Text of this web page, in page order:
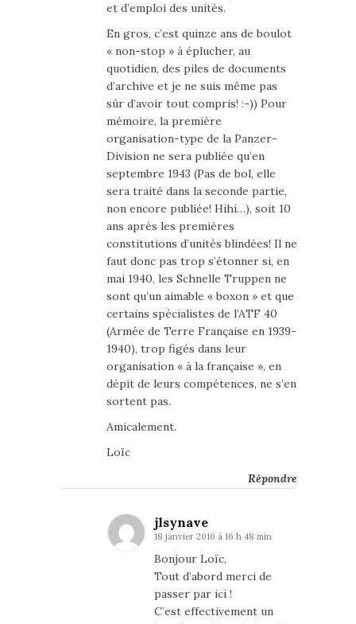
et d’emploi des unités.
En gros, c’est quinze ans de boulot
« non-stop » à éplucher, au
quotidien, des piles de documents
d’archive et je ne suis même pas
sûr d’avoir tout compris! :-)) Pour
mémoire, la première
organisation-type de la Panzer-
Division ne sera publiée qu’en
septembre 1943 (Pas de bol, elle
sera traité dans la seconde partie,
non encore publiée! Hihi…), soit 10
ans après les premières
constitutions d’unités blindées! Il ne
faut donc pas trop s’étonner si, en
mai 1940, les Schnelle Truppen ne
sont qu’un aimable « boxon » et que
certains spécialistes de l’ATF 40
(Armée de Terre Française en 1939-
1940), trop figés dans leur
organisation « à la française », en
dépit de leurs compétences, ne s’en
sortent pas.
Amicalement.
Loïc
Répondre
jlsynave
18 janvier 2016 à 16 h 48 min
Bonjour Loïc,
Tout d’abord merci de
passer par ici !
C’est effectivement un